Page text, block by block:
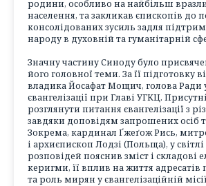
родини, особливо на найбільш
населення, та закликав єпископів до
консолідованих зусиль задля
народу в духовній та гуманітарній
Значну частину Синоду було
його головної теми. За її підготовку
владика Йосафат Мощич, голова Ради
євангелізації при Главі УГКЦ.
розглянути питання євангелізації з
завдяки доповідям запрошених осіб
Зокрема, кардинал Ґжеґож Рись,
і архиєпископ Лодзі (Польща), у
розповідей пояснив зміст і складові
керигми, її вплив на життя адресатів
та роль мирян у євангелізаційній